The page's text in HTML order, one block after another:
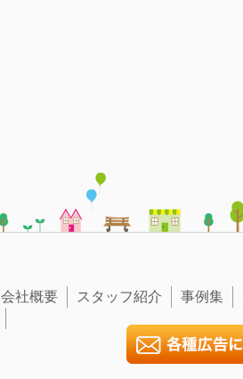
会社概要 スタッフ紹介 事例集